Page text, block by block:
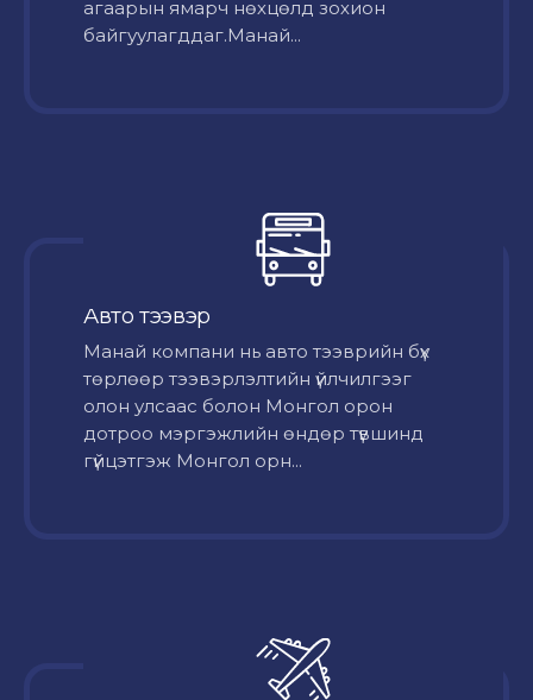
агаарын ямарч нөхцөлд зохион
байгуулагддаг.Манай...
Авто тээвэр
Mанай компани нь авто тээврийн бүх
төрлөөр тээвэрлэлтийн үйлчилгээг
олон улсаас болон Монгол орон
дотроо мэргэжлийн өндөр түвшинд
гүйцэтгэж Монгол орн...